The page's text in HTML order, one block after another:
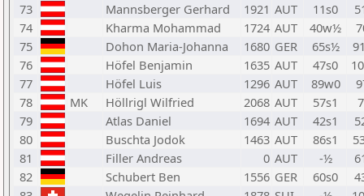
73
Mannsberger Gerhard 1921 AUT 11s0
74
Kharma Mohammad 1724 AUT 40w½
75
Dohon Maria-Johanna 1680 GER 65s½
76
Höfel Benjamin 1635 AUT 47s0
77
Höfel Luis 1296 AUT 89w0
78
MK Höllrigl Wilfried 2068 AUT 57s1
79
Atlas Daniel 1694 AUT 42s1
80
Buschta Jodok 1463 AUT 86s1
81
Filler Andreas 0 AUT -½
82
Schubert Ben 1556 GER 60s0